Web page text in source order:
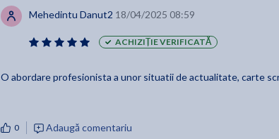
Mehedintu Danut2 18/04/2025 08:59
ACHIZIȚIE VERIFICATĂ
O abordare profesionista a unor situatii de actualitate, carte
0 Adaugă comentariu